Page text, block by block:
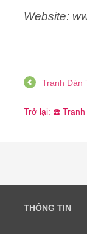
Website:
Tranh Dán
Trở lại: ☎️
THÔNG TIN